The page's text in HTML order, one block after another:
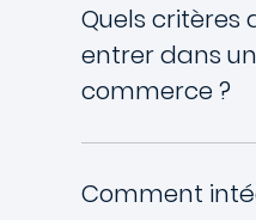
Quels critères
entrer dans
commerce ?
Comment